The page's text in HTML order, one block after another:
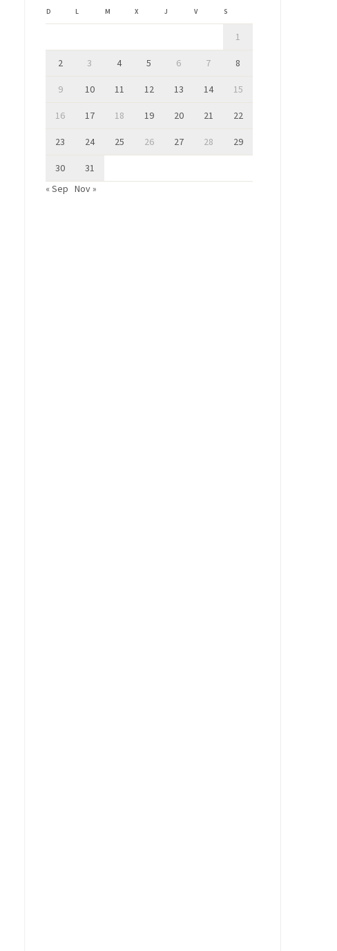
D L M X J V S
1
2 3 4 5 6 7 8
9 10 11 12 13 14 15
16 17 18 19 20 21 22
23 24 25 26 27 28 29
30
31
« Sep Nov »